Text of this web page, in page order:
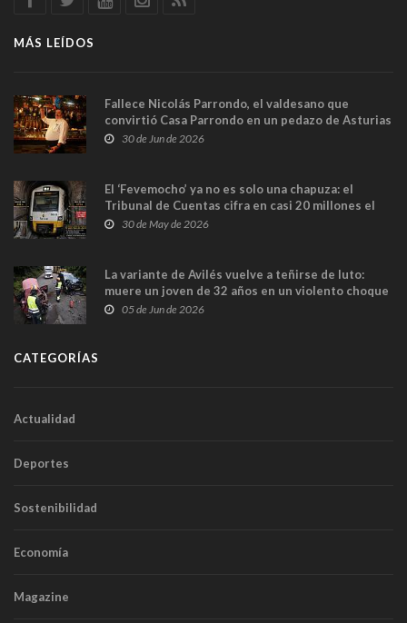
MÁS LEÍDOS
Fallece Nicolás Parrondo, el valdesano que
convirtió Casa Parrondo en un pedazo de Asturias
en Madrid
30 de Jun de 2026
El ‘Fevemocho’ ya no es solo una chapuza: el
Tribunal de Cuentas cifra en casi 20 millones el
sobrecoste de los trenes que no cabían por los
30 de May de 2026
La variante de Avilés vuelve a teñirse de luto:
muere un joven de 32 años en un violento choque
frontal
05 de Jun de 2026
CATEGORÍAS
Actualidad
Deportes
Sostenibilidad
Economía
Magazine